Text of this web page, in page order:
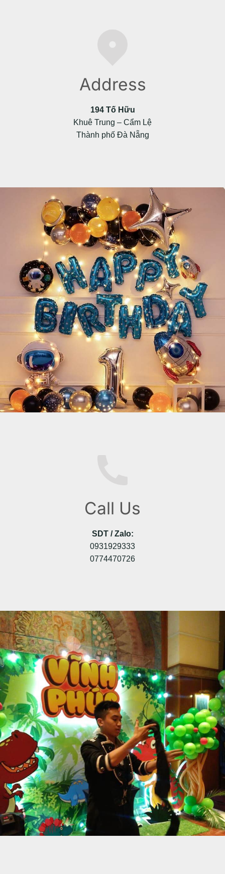
Address
194 Tố Hữu
Khuê Trung – Cẩm Lệ
Thành phố Đà Nẵng
Call Us
SDT / Zalo:
0931929333
0774470726